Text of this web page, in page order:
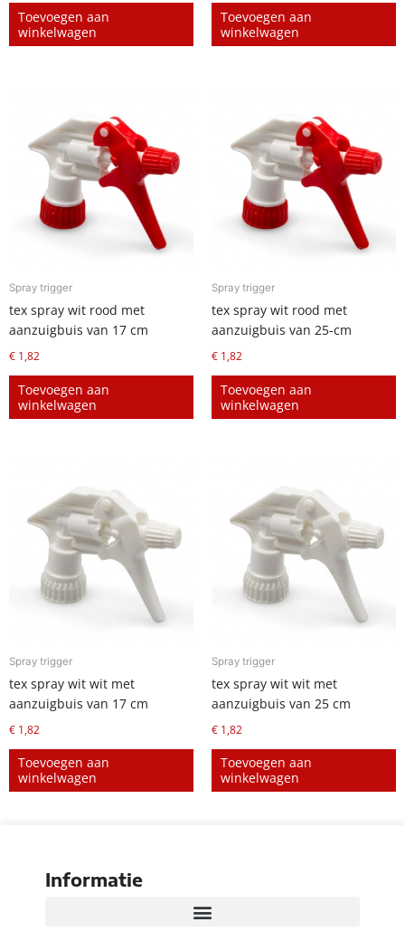
Toevoegen aan
winkelwagen
Toevoegen aan
winkelwagen
Spray trigger
tex spray wit rood met
aanzuigbuis van 17 cm
€ 1,82
Toevoegen aan
winkelwagen
Spray trigger
tex spray wit rood met
aanzuigbuis van 25-cm
€ 1,82
Toevoegen aan
winkelwagen
Spray trigger
tex spray wit wit met
aanzuigbuis van 17 cm
€ 1,82
Toevoegen aan
winkelwagen
Spray trigger
tex spray wit wit met
aanzuigbuis van 25 cm
€ 1,82
Toevoegen aan
winkelwagen
Informatie